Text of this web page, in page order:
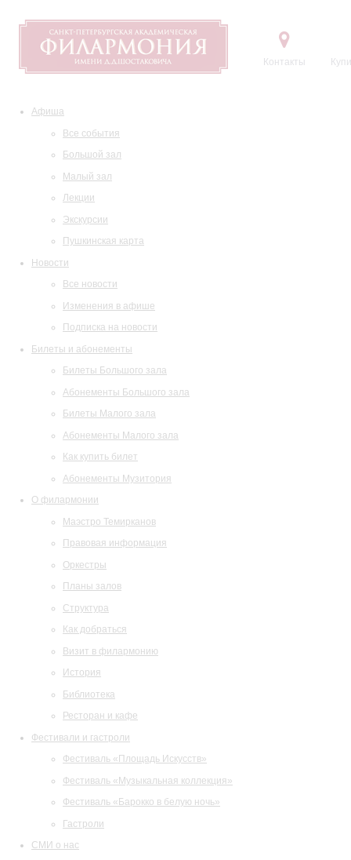
Контакты
Афиша
Все события
Большой зал
Малый зал
Лекции
Экскурсии
Пушкинская карта
Новости
Все новости
Изменения в афише
Подписка на новости
Билеты и абонементы
Билеты Большого зала
Абонементы Большого зала
Билеты Малого зала
Абонементы Малого зала
Как купить билет
Абонементы Музитория
О филармонии
Маэстро Темирканов
Правовая информация
Оркестры
Планы залов
Структура
Как добраться
Визит в филармонию
История
Библиотека
Ресторан и кафе
Фестивали и гастроли
Фестиваль «Площадь Искусств»
Фестиваль «Музыкальная коллекция»
Фестиваль «Барокко в белую ночь»
Гастроли
СМИ о нас